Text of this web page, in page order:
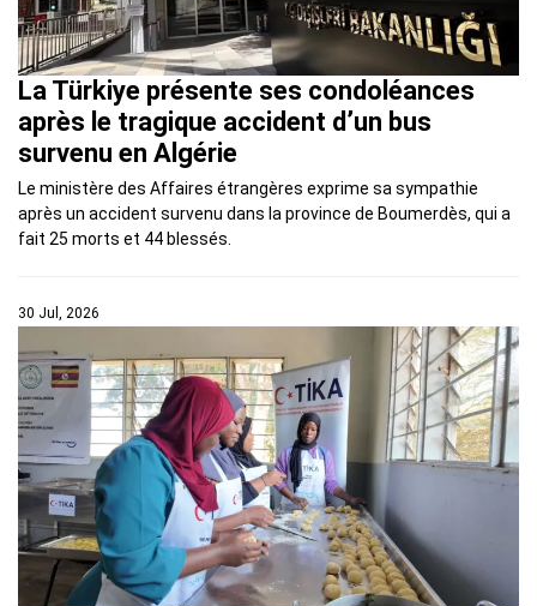
La Türkiye présente ses condoléances
après le tragique accident d’un bus
survenu en Algérie
Le ministère des Affaires étrangères exprime sa sympathie
après un accident survenu dans la province de Boumerdès, qui a
fait 25 morts et 44 blessés.
30 Jul, 2026